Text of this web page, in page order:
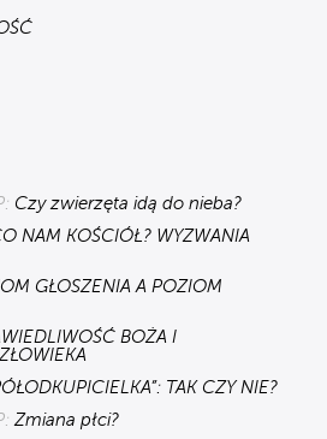
Czy zwierzęta idą do nieba?
NAM KOŚCIÓŁ? WYZWANIA
GŁOSZENIA A POZIOM
BOŻA I
TAK CZY NIE?
Zmiana płci?